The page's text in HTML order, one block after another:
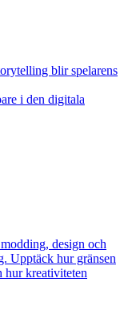
blir spelarens
i den digitala
design och
Upptäck hur gränsen
hur kreativiteten